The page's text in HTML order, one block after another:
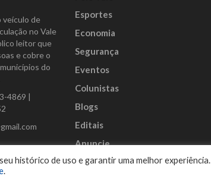
veículo de
no Vale
leitor que
e cobre o
do
4869 |
Esportes
Economia
Segurança
Eventos
Colunistas
Blogs
Editais
Anuncie
histórico de uso e garantir uma melhor
.